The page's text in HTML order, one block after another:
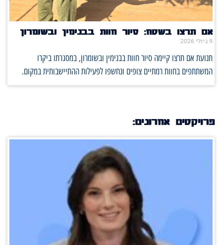
אם תרצו בשטח: סיור חוות בבנימין ובשומרון
9 ביולי 2026
תנועת אם תרצו קיימה סיור חוות בבנימין ובשומרון, במסגרתו ביקרו
המשתתפים בחוות רמתיים צופים ונחשפו לפעילות ההתיישבותית במקום.
פרויקטים אחרונים: